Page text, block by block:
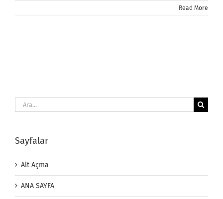
Read More
Ara:
Sayfalar
Alt Açma
ANA SAYFA